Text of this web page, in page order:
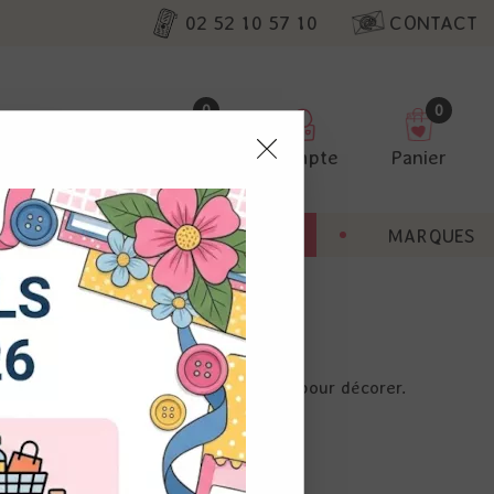
02 52 10 57 10 CONTACT
0
Compte
0
Panier
BONNES AFFAIRES MARQUES
des photos, ou tout simplement pour décorer.
nos
non
Vous
à droite